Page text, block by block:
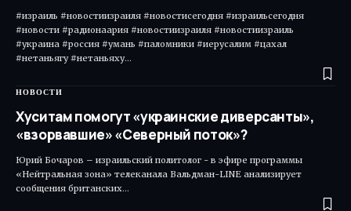
#израиль #новостиизраиля #новостисегодня #израильсегодня
#новости #радионаария #новостиизраиля #новостиизраиль
#украина #россия #умань #паломники #иерусалим #цахал
#нетаньягу #нетаньяху…
НОВОСТИ
Хуситам помогут «украинские диверсанты»,
«взорвавшие» «Северный поток»?
Юрий Бочаров – израильский политолог - в эфире программы
«Нейтральная зона» телеканала Вальдман-LINE анализирует
сообщения британских…